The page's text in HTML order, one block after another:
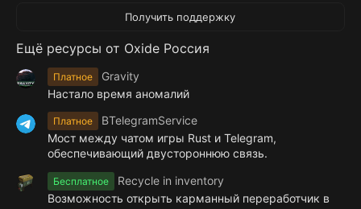
Получить поддержку
Ещё ресурсы от Oxide Россия
Платное
Gravity
Настало время аномалий
Платное
BTelegramService
Мост между чатом игры Rust и Telegram,
обеспечивающий двустороннюю связь.
Бесплатное
Recycle in inventory
Возможность открыть карманный переработчик в